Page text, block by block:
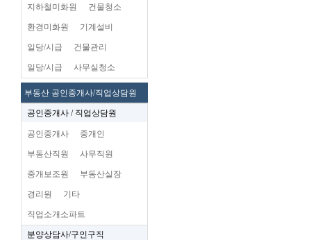
지하철미화원 건물청소
환경미화원 기계설비
일당/시급 건물관리
일당/시급 사무실청소
부동산 공인중개사/직업상담원
공인중개사 / 직업상담원
공인중개사 중개인
부동산직원 사무직원
중개보조원 부동산실장
경리원 기타
직업소개소파트
분양상담사/구인구직